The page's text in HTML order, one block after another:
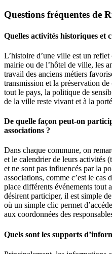
Questions fréquentes de
Quelles activités historiques et
L’histoire d’une ville est un
mairie ou de l’hôtel de ville, les
travail des anciens métiers
transmission et la préservation
tout le pays, la politique de
de la ville reste vivant et à la
De quelle façon peut-on
associations ?
Dans chaque commune, on
et le calendrier de leurs
et ne sont pas influencés par la
associations, comme c’est le cas
place différents événements tout
désirent participer, il est simple
où un simple clic permet
aux coordonnées des
Quels sont les supports